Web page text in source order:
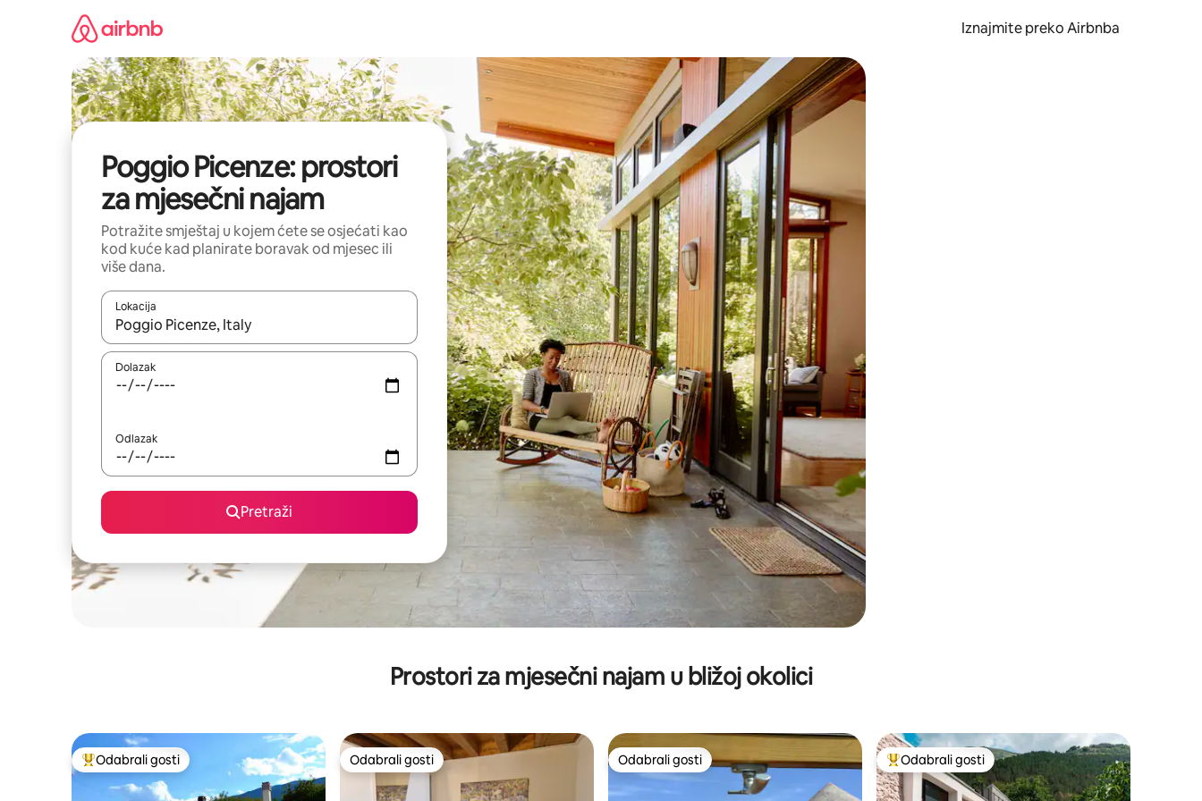
Iznajmite preko Airbnba
Poggio Picenze: prostori
za mjesečni najam
Potražite smještaj u kojem ćete se osjećati kao
kod kuće kad planirate boravak od mjesec ili
više dana.
Lokacija
Kada budu dostupni rezultati, moći ćete ih pregledati koristeći se strelicama prema gore i prema dolje, kao i dodirom ili prelaskom prstom po zaslonu.
Dolazak
Odlazak
Pretraži
Prostori za mjesečni najam u bližoj okolici
Među najviše rangiranima s oznakom „Odabrali gosti”
Odabrali gosti Odabrali gosti
Odabrali gosti Odabrali gosti
Odabrali gosti Među najviše rangiranima s oznakom „Odabrali gosti”
Odabrali gosti